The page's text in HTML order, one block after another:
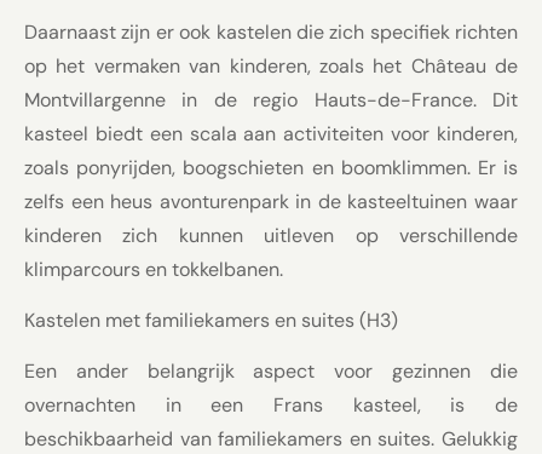
Daarnaast zijn er ook kastelen die zich specifiek richten
op het vermaken van kinderen, zoals het Château de
Montvillargenne in de regio Hauts-de-France. Dit
kasteel biedt een scala aan activiteiten voor kinderen,
zoals ponyrijden, boogschieten en boomklimmen. Er is
zelfs een heus avonturenpark in de kasteeltuinen waar
kinderen zich kunnen uitleven op verschillende
klimparcours en tokkelbanen.
Kastelen met familiekamers en suites (H3)
Een ander belangrijk aspect voor gezinnen die
overnachten in een Frans kasteel, is de
beschikbaarheid van familiekamers en suites. Gelukkig